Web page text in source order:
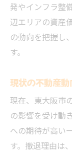
再開
グラン
大阪ir
不動産
IRや大
行政
カジ
契約
発やインフラ整
辺エリアの資産
の動向を把握し
す。
現状の不動産
現在、東大阪市
の影響を受け動
への期待が高い
す。撤退理由は